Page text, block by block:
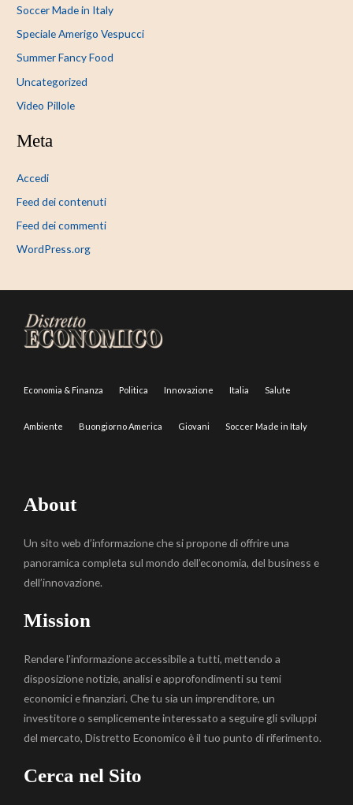
Soccer Made in Italy
Speciale Amerigo Vespucci
Summer Fancy Food
Uncategorized
Video Pillole
Meta
Accedi
Feed dei contenuti
Feed dei commenti
WordPress.org
Economia & Finanza Politica Innovazione Italia Salute
Ambiente Buongiorno America Giovani Soccer Made in Italy
About
Un sito web d’informazione che si propone di offrire una
panoramica completa sul mondo dell’economia, del business e
dell’innovazione.
Mission
Rendere l’informazione accessibile a tutti, mettendo a
disposizione notizie, analisi e approfondimenti su temi
economici e finanziari. Che tu sia un imprenditore, un
investitore o semplicemente interessato a seguire gli sviluppi
del mercato, Distretto Economico è il tuo punto di riferimento.
Cerca nel Sito